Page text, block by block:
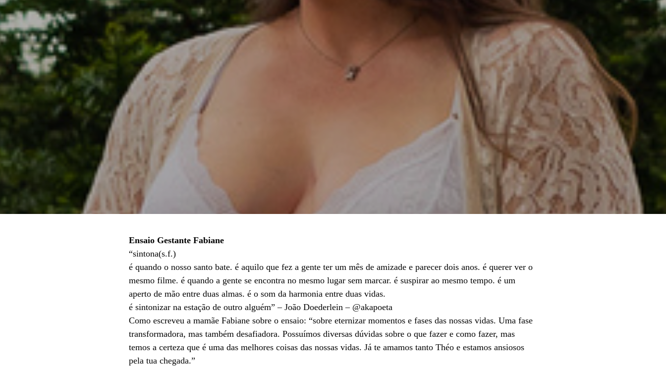
Ensaio Gestante Fabiane
“sintona(s.f.)
é quando o nosso santo bate. é aquilo que fez a gente ter um mês de amizade e parecer dois anos. é querer ver o
mesmo filme. é quando a gente se encontra no mesmo lugar sem marcar. é suspirar ao mesmo tempo. é um
aperto de mão entre duas almas. é o som da harmonia entre duas vidas.
é sintonizar na estação de outro alguém” – João Doederlein – @akapoeta
Como escreveu a mamãe Fabiane sobre o ensaio: “sobre eternizar momentos e fases das nossas vidas. Uma fase
transformadora, mas também desafiadora. Possuímos diversas dúvidas sobre o que fazer e como fazer, mas
temos a certeza que é uma das melhores coisas das nossas vidas. Já te amamos tanto Théo e estamos ansiosos
pela tua chegada.”